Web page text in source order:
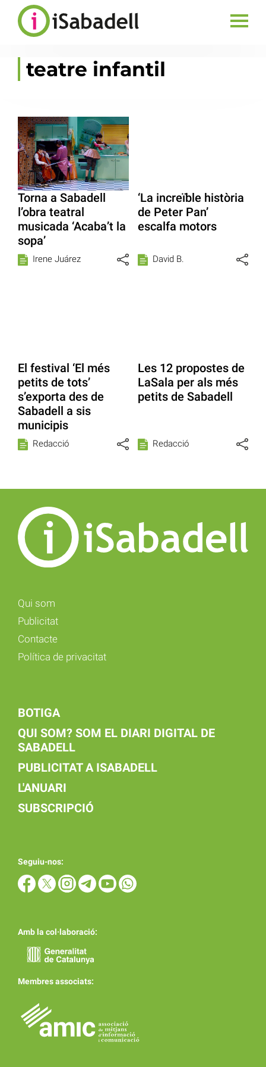
teatre infantil
Torna a Sabadell
l’obra teatral
musicada ‘Acaba’t la
sopa’
Irene Juárez
‘La increïble història
de Peter Pan’
escalfa motors
David B.
El festival ‘El més
petits de tots’
s’exporta des de
Sabadell a sis
municipis
Redacció
Les 12 propostes de
LaSala per als més
petits de Sabadell
Redacció
Qui som
Publicitat
Contacte
Política de privacitat
BOTIGA
QUI SOM? SOM EL DIARI DIGITAL DE
SABADELL
PUBLICITAT A ISABADELL
L'ANUARI
SUBSCRIPCIÓ
Seguiu-nos:
Amb la col·laboració:
Membres associats: